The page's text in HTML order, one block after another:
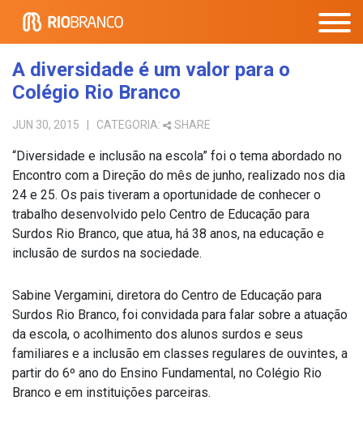
A diversidade é um valor para o
Colégio Rio Branco
JUN 30, 2015 | CATEGORIA: SHARE
“Diversidade e inclusão na escola” foi o tema abordado no
Encontro com a Direção do mês de junho, realizado nos dia
24 e 25. Os pais tiveram a oportunidade de conhecer o
trabalho desenvolvido pelo Centro de Educação para
Surdos Rio Branco, que atua, há 38 anos, na educação e
inclusão de surdos na sociedade.
Sabine Vergamini, diretora do Centro de Educação para
Surdos Rio Branco, foi convidada para falar sobre a atuação
da escola, o acolhimento dos alunos surdos e seus
familiares e a inclusão em classes regulares de ouvintes, a
partir do 6º ano do Ensino Fundamental, no Colégio Rio
Branco e em instituições parceiras.